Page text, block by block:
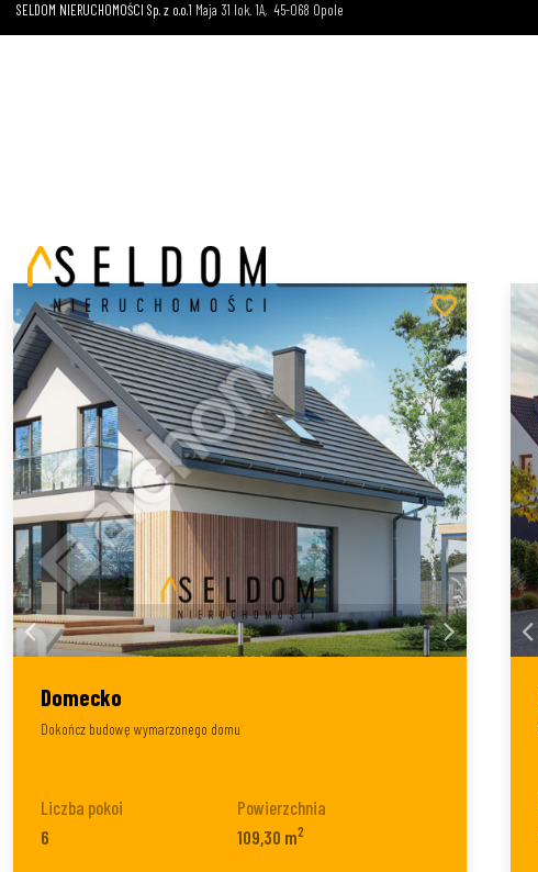
SELDOM NIERUCHOMOŚCI Sp. z o.o.1 Maja 31 lok. 1A 45-068 Opole
Domecko
Dokończ budowę wymarzonego domu
Liczba pokoi
6
Powierzchnia
109,30 m2